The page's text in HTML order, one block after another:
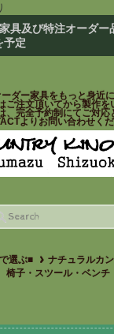
具及び特注オーダー
予定
ーダー家具をもっと身近に
ご注文頂いてから製作を
、完全予約制にてご対応
よりお問い合わせくだ
選ぶ■
ナチュラルカ
椅子・スツール・ベンチ